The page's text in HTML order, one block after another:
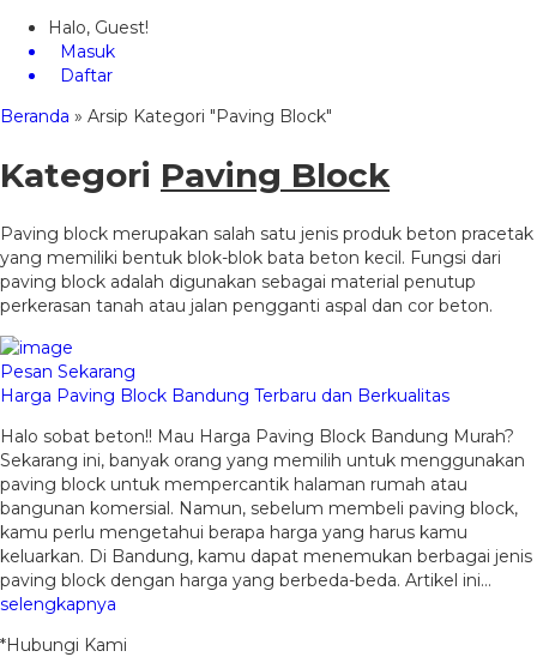
Halo, Guest!
Masuk
Daftar
Beranda » Arsip Kategori "Paving Block"
Kategori Paving Block
Paving block merupakan salah satu jenis produk beton pracetak
yang memiliki bentuk blok-blok bata beton kecil. Fungsi dari
paving block adalah digunakan sebagai material penutup
perkerasan tanah atau jalan pengganti aspal dan cor beton.
Pesan Sekarang
Harga Paving Block Bandung Terbaru dan Berkualitas
Halo sobat beton!! Mau Harga Paving Block Bandung Murah?
Sekarang ini, banyak orang yang memilih untuk menggunakan
paving block untuk mempercantik halaman rumah atau
bangunan komersial. Namun, sebelum membeli paving block,
kamu perlu mengetahui berapa harga yang harus kamu
keluarkan. Di Bandung, kamu dapat menemukan berbagai jenis
paving block dengan harga yang berbeda-beda. Artikel ini…
selengkapnya
*Hubungi Kami